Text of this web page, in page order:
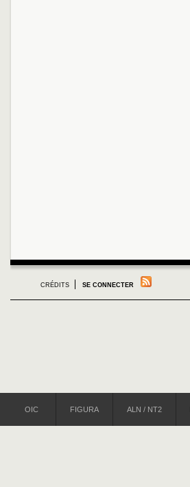
CRÉDITS SE CONNECTER
OIC FIGURA ALN / NT2